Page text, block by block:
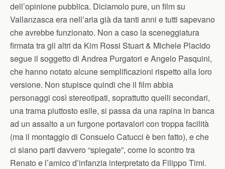
dell’opinione pubblica. Diciamolo pure, un film su
Vallanzasca era nell’aria già da tanti anni e tutti sapevano
che avrebbe funzionato. Non a caso la sceneggiatura
firmata tra gli altri da Kim Rossi Stuart & Michele Placido
segue il soggetto di Andrea Purgatori e Angelo Pasquini,
che hanno notato alcune semplificazioni rispetto alla loro
versione. Non stupisce quindi che il film abbia
personaggi così stereotipati, soprattutto quelli secondari,
una trama piuttosto esile, si passa da una rapina in banca
ad un assalto a un furgone portavalori con troppa facilità
(ma il montaggio di Consuelo Catucci è ben fatto), e che
ci siano parti davvero “spiegate”, come lo scontro tra
Renato e l’amico d’infanzia interpretato da Filippo Timi.